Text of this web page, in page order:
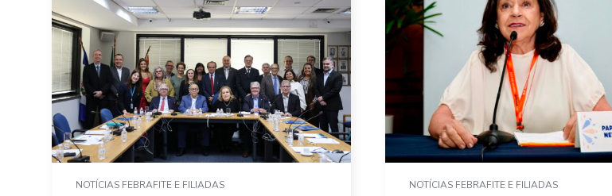
NOTÍCIAS FEBRAFITE E FILIADAS NOTÍCIAS FEBRAFITE E FILIADAS